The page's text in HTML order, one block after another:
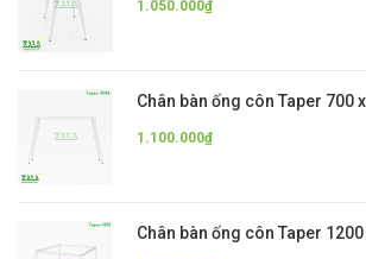
1.050.000₫
Chân bàn ống côn Taper 700
1.100.000₫
Chân bàn ống côn Taper